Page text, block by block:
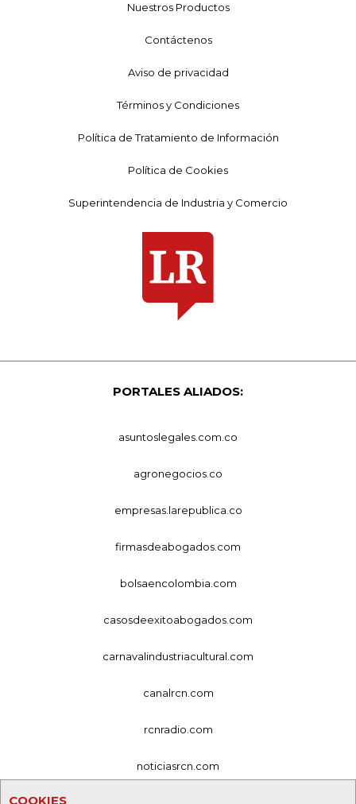
COOKIES
Nuestros Productos
Contáctenos
Aviso de privacidad
Términos y Condiciones
Política de Tratamiento de Información
Política de Cookies
Superintendencia de Industria y Comercio
PORTALES ALIADOS:
asuntoslegales.com.co
agronegocios.co
empresas.larepublica.co
firmasdeabogados.com
bolsaencolombia.com
casosdeexitoabogados.com
carnavalindustriacultural.com
canalrcn.com
rcnradio.com
noticiasrcn.com